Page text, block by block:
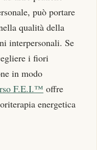
può portare
qualità della
interpersonali. Se
i fiori
in modo
F.E.I.™ offre
energetica